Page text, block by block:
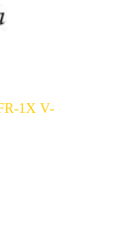
1X V-